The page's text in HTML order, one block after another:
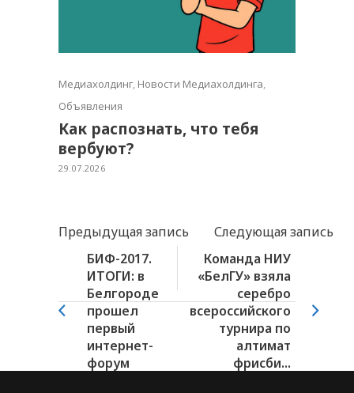
Медиахолдинг, Новости Медиахолдинга,
Объявления
Как распознать, что тебя
вербуют?
29.07.2026
Предыдущая запись
Следующая запись
БИФ-2017.
ИТОГИ: в
Белгороде
прошел
первый
интернет-
форум
Команда НИУ
«БелГУ» взяла
серебро
всероссийского
турнира по
алтимат
фрисби...